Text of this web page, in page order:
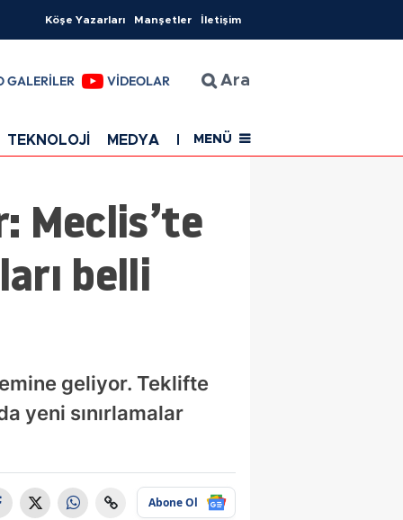
Köşe Yazarları Manşetler İletişim
GALERİLER VİDEOLAR Ara
TEKNOLOJİ MEDYA EĞİTİM SAĞLIK
MENÜ
Meclis’te
belli
geliyor. Teklifte
yeni sınırlamalar
Abone Ol